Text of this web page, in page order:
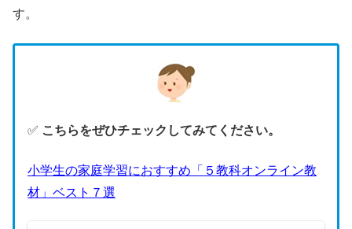
す。
✅ こちらをぜひチェックしてみてください。
小学生の家庭学習におすすめ「５教科オンライン教
材」ベスト７選